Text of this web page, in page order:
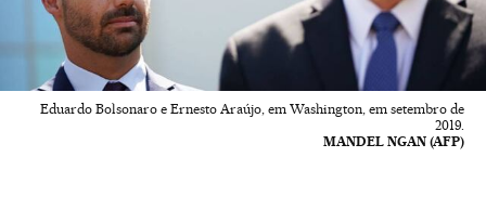
Eduardo Bolsonaro e Ernesto Araújo, em Washington, em setembro de
2019.
MANDEL NGAN (AFP)